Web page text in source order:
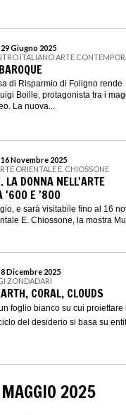
Giugno 2025
ITALIANO ARTE
di Risparmio di Foligno rende
Boille, protagonista tra i
La nuova...
Novembre 2025
ORIENTALE E. CHIOSSONE
LA DONNA NELL'ARTE
'600 E '800
e sarà visitabile fino al 16
E. Chiossone, la mostra
Dicembre 2025
ZONDADARI
CORAL, CLOUDS
foglio bianco su cui proiettare
del desiderio si basa su
2025